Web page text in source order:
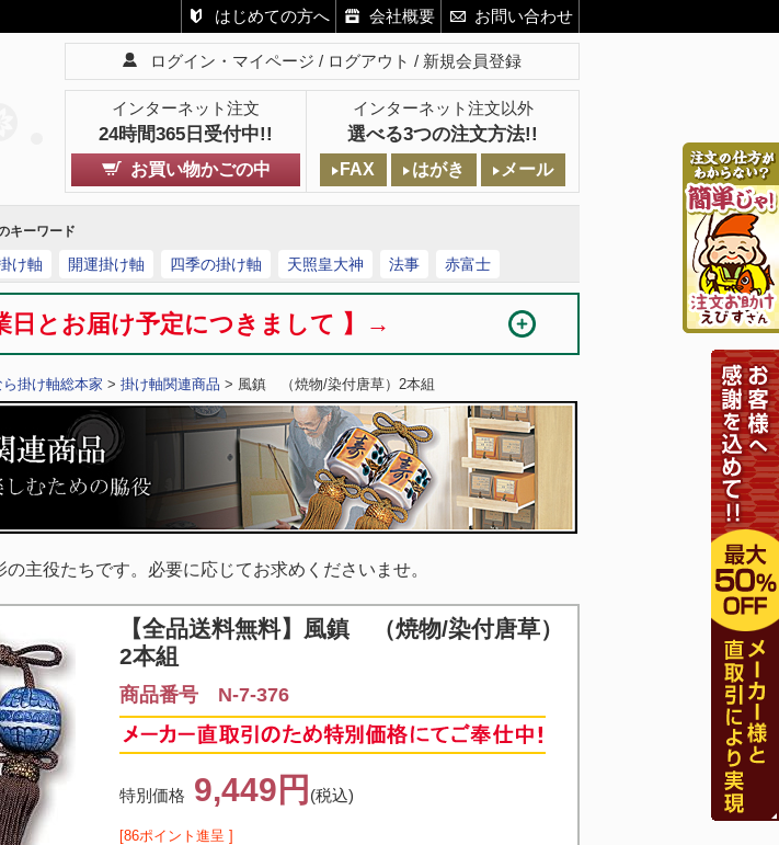
はじめての方へ 会社概要 お問い合わせ
ログイン・マイページ ログアウト 新規会員登録
インターネット注文
24時間365日受付中!!
インターネット注文以外
選べる3つの注文方法!!
お買い物かごの中 FAX はがき メール
キーワード
け軸 開運掛け軸 四季の掛け軸 天照皇大神 法事 赤富士
日とお届け予定につきまして 】→
掛け軸総本家 > 掛け軸関連商品 > 風鎮 （焼物/染付唐草）2本組
主役たちです。必要に応じてお求めくださいませ。
【全品送料無料】 風鎮 （焼物/染付唐草）
2本組
商品番号 N-7-376
特別価格 9,449円 (税込)
[86ポイント進呈 ]